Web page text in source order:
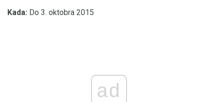
Kada: Do 3. oktobra 2015
ad